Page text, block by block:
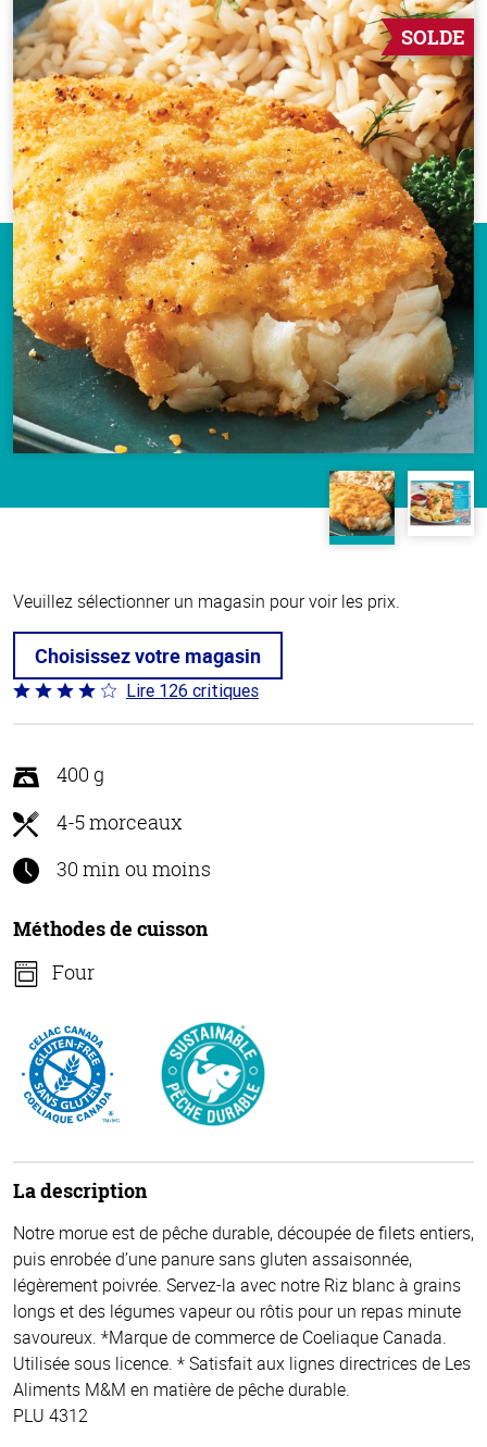
SOLDE
Veuillez sélectionner un magasin pour voir les prix.
Choisissez votre magasin
Coté
4.2 sur
Lire 126 critiques
400 g
4-5 morceaux
30 min ou moins
Méthodes de cuisson
Four
La description
Notre morue est de pêche durable, découpée de filets entiers,
puis enrobée d’une panure sans gluten assaisonnée,
légèrement poivrée. Servez-la avec notre Riz blanc à grains
longs et des légumes vapeur ou rôtis pour un repas minute
savoureux. *Marque de commerce de Coeliaque Canada.
Utilisée sous licence. * Satisfait aux lignes directrices de Les
Aliments M&M en matière de pêche durable.
PLU 4312